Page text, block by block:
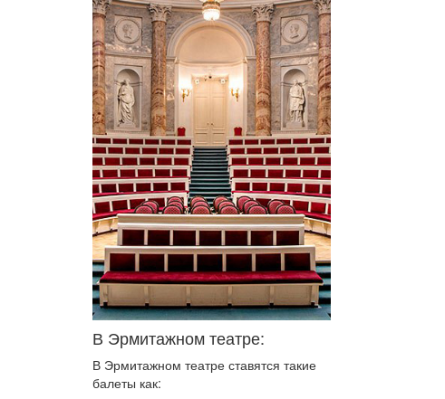
В Эрмитажном театре:
В Эрмитажном театре ставятся такие
балеты как: